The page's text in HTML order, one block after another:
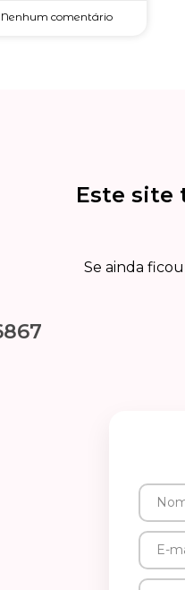
Nenhum comentário
Este site
Se ainda
Nome
mail